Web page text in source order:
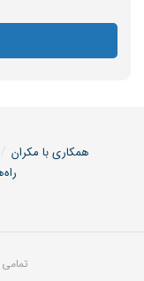
همکاری با مکران